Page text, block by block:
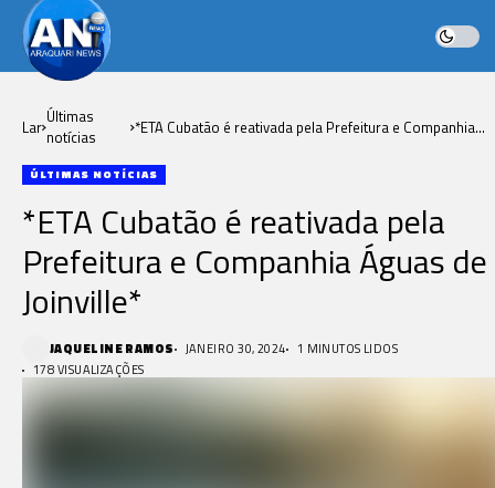
Lar Últimas
notícias
*ETA Cubatão é reativada pela Prefeitura e Companhia
ÚLTIMAS NOTÍCIAS
*ETA Cubatão é reativada pela
Prefeitura e Companhia Águas de
Joinville*
JAQUELINE RAMOS JANEIRO 30, 2024
1 MINUTOS LIDOS
178 VISUALIZAÇÕES